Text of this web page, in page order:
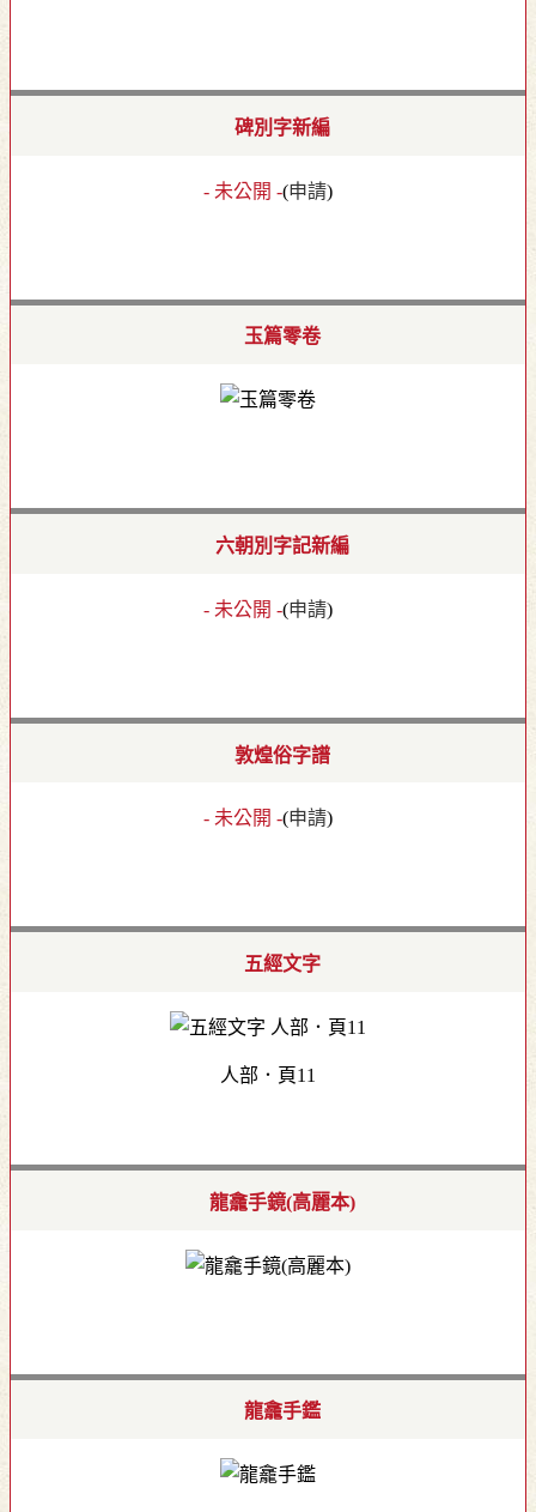
碑別字新編
- 未公開 -(申請)
玉篇零卷
六朝別字記新編
- 未公開 -(申請)
敦煌俗字譜
- 未公開 -(申請)
五經文字
人部．頁11
龍龕手鏡(高麗本)
龍龕手鑑